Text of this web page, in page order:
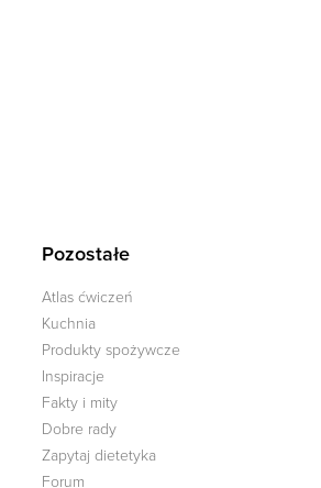
Pozostałe
Atlas ćwiczeń
Kuchnia
Produkty spożywcze
Inspiracje
Fakty i mity
Dobre rady
Zapytaj dietetyka
Forum